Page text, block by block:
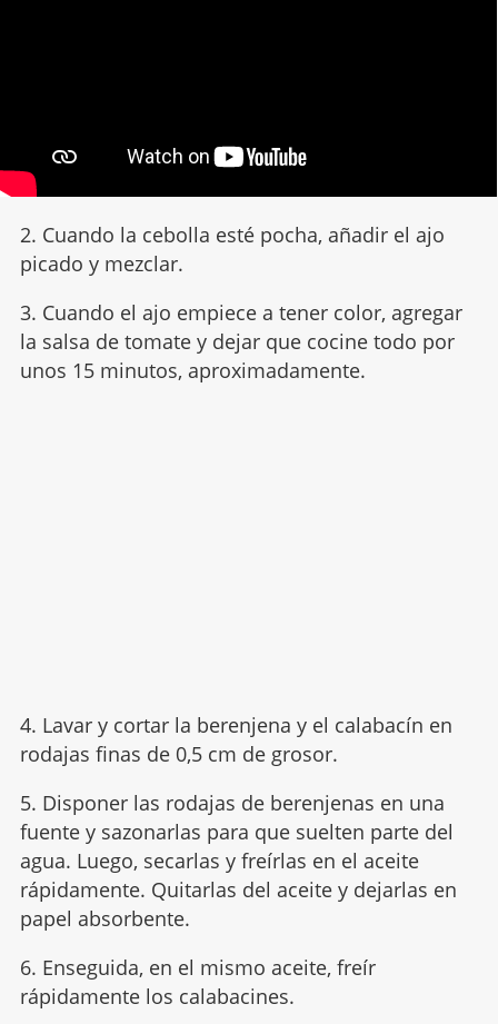
2. Cuando la cebolla esté pocha, añadir el ajo
picado y mezclar.
3. Cuando el ajo empiece a tener color, agregar
la salsa de tomate y dejar que cocine todo por
unos 15 minutos, aproximadamente.
4. Lavar y cortar la berenjena y el calabacín en
rodajas finas de 0,5 cm de grosor.
5. Disponer las rodajas de berenjenas en una
fuente y sazonarlas para que suelten parte del
agua. Luego, secarlas y freírlas en el aceite
rápidamente. Quitarlas del aceite y dejarlas en
papel absorbente.
6. Enseguida, en el mismo aceite, freír
rápidamente los calabacines.